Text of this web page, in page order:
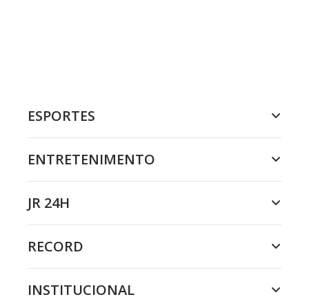
ESPORTES
ENTRETENIMENTO
JR 24H
RECORD
INSTITUCIONAL